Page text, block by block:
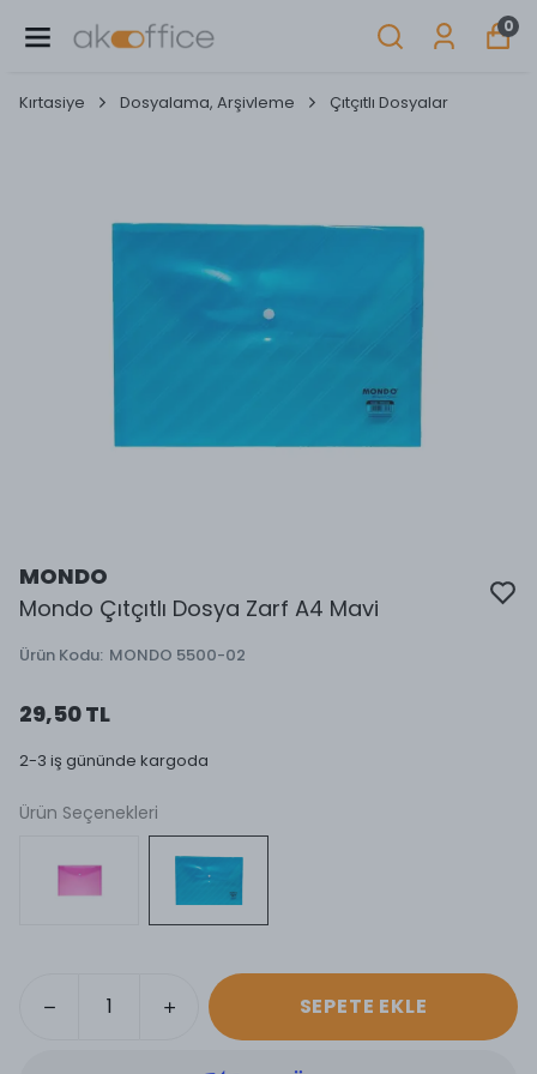
0
Kırtasiye Dosyalama, Arşivleme Çıtçıtlı Dosyalar
MONDO
Mondo Çıtçıtlı Dosya Zarf A4 Mavi
Ürün Kodu: MONDO 5500-02
29,50 TL
2-3 iş gününde kargoda
Ürün Seçenekleri
SEPETE EKLE